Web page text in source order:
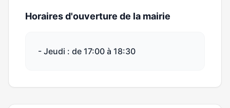
Horaires d'ouverture de la mairie
- Jeudi : de 17:00 à 18:30